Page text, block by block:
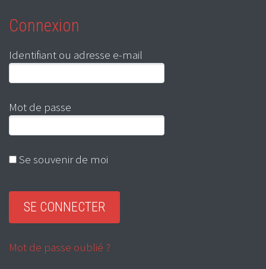
Connexion
Identifiant ou adresse e-mail
Mot de passe
Se souvenir de moi
Mot de passe oublié ?